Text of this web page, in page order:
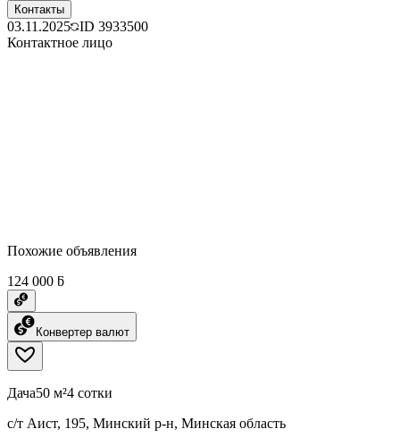
Контакты
03.11.2025 ID 3933500
Контактное лицо
Похожие объявления
124 000 ƃ
Конвертер валют
Дача50 м²4 сотки
с/т Аист, 195, Минский р-н, Минская область